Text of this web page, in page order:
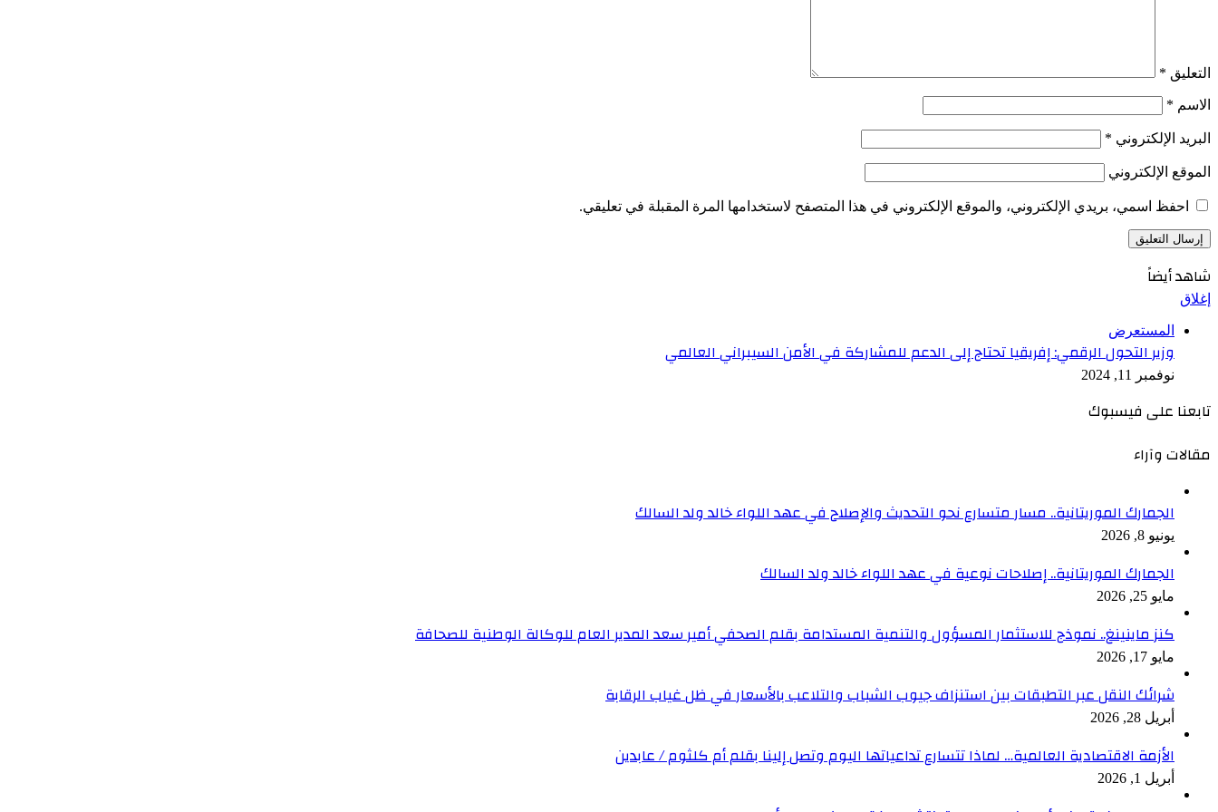
التعليق *
الاسم *
البريد الإلكتروني *
الموقع الإلكتروني
احفظ اسمي، بريدي الإلكتروني، والموقع الإلكتروني في هذا المتصفح لاستخدامها المرة المقبلة في تعليقي.
شاهد أيضاً
إغلاق
المستعرض
وزير التحول الرقمي: إفريقيا تحتاج إلى الدعم للمشاركة في الأمن السيبراني العالمي
نوفمبر 11, 2024
تابعنا على فيسبوك
مقالات وآراء
الجمارك الموريتانية.. مسار متسارع نحو التحديث والإصلاح في عهد اللواء خالد ولد السالك
يونيو 8, 2026
الجمارك الموريتانية.. إصلاحات نوعية في عهد اللواء خالد ولد السالك
مايو 25, 2026
كنز ماينينغ.. نموذج للاستثمار المسؤول والتنمية المستدامة بقلم الصحفي أمير سعد المدير العام للوكالة الوطنية للصحافة
مايو 17, 2026
شرائك النقل عبر التطبقات بين استنزاف جيوب الشباب والتلاعب بالأسعار في ظل غياب الرقابة
أبريل 28, 2026
الأزمة الاقتصادية العالمية… لماذا تتسارع تداعياتها اليوم وتصل إلينا بقلم أم كلثوم / عابدين
أبريل 1, 2026